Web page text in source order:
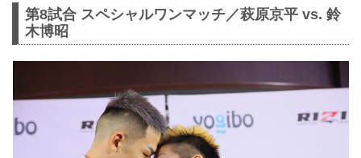
第8試合 スペシャルワンマッチ／萩原京平 vs. 鈴
木博昭